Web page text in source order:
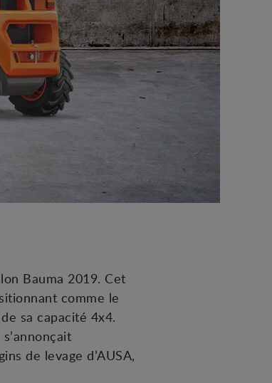
Bauma 2019. Cet
comme le
sa capacité 4x4.
de levage d’AUSA,